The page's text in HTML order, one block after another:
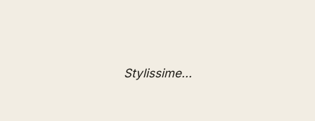
Stylissime...